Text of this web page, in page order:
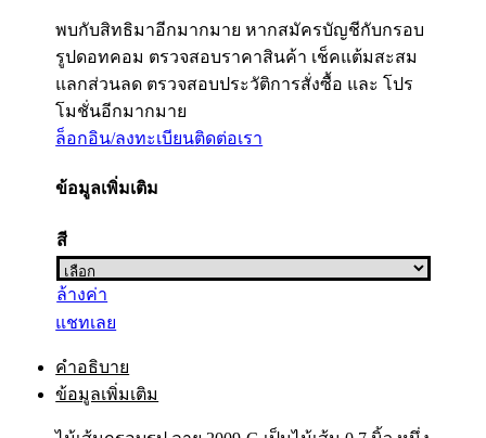
พบกับสิทธิมาอีกมากมาย หากสมัครบัญชีกับกรอบ
รูปดอทคอม ตรวจสอบราคาสินค้า เช็คแต้มสะสม
แลกส่วนลด ตรวจสอบประวัติการสั่งซื้อ และ โปร
โมชั่นอีกมากมาย
ล็อกอิน/ลงทะเบียนติดต่อเรา
ข้อมูลเพิ่มเติม
สี
ล้างค่า
แชทเลย
คำอธิบาย
ข้อมูลเพิ่มเติม